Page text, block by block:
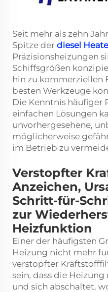
Seit mehr als zehn
Spitze der diesel
Präzisionsheizungen
Schiffsgrößen
hin zu kommerziellen
besten Werkzeuge
Die Kenntnis häufiger
einfachen Lösungen
unvorhergesehene,
möglicherweise
im Betrieb zu
Verstopfter
Anzeichen,
Schritt-für-
zur
Heizfunktion
Einer der häufigsten
Heizung nicht mehr
verstopfter
sein, dass die
und sich abschaltet,